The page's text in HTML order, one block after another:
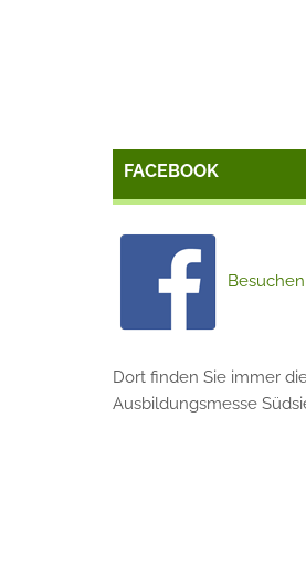
FACEBOOK
Dort finden Sie immer
Ausbildungsmesse